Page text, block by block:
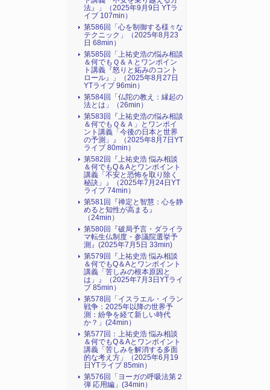
法』​」（2025年9月9日 YTラ
イブ 107min）
第586回「心を制御する様々な
テクニック」（2025年8月23
日 68min）
第585回「上祐史浩の悩み相談
＆何でもＱ＆Ａとワンポイン
ト講義『怒りと妬みのコント
ロール』​」（2025年8月27日
YTライブ 96min）
第584回「仏陀の教え：縁起の
法とは」（26min）
第583回『上祐史浩の悩み相談
＆何でもＱ＆Ａ」とワンポイ
ント講義「今後の日本と世界
の予測」』（2025年8月7日YT
ライブ 80min）
第582回『上祐史浩 悩み相談
＆何でもQ＆Aとワンポイント
講義「不安と恐怖を取り除く
秘訣」』（2025年7月24日YT
ライブ 74min）
第581回『禅定と智慧：心を静
めると知性が高まる』
（24min）
第580回『破局予言・ダライラ
マ転生仏制度・参議院選挙予
測』(2025年7月5日 33min)
第579回『上祐史浩 悩み相談
＆何でもQ＆Aとワンポイント
講義「苦しみの根本原因と
は」』（2025年7月3日YTライ
ブ 85min）
第578回「イスラエル・イラン
戦争：2025年以降の世界予
測：紛争を経て新しい時代
か？」(24min）
第577回：上祐史浩 悩み相談
＆何でもQ＆Aとワンポイント
講義「苦しみを解消する多面
的な考え方」（2025年6月19
日YTライブ 85min）
第576回「ヨーガの呼吸法第２
弾 応用編」(34min）